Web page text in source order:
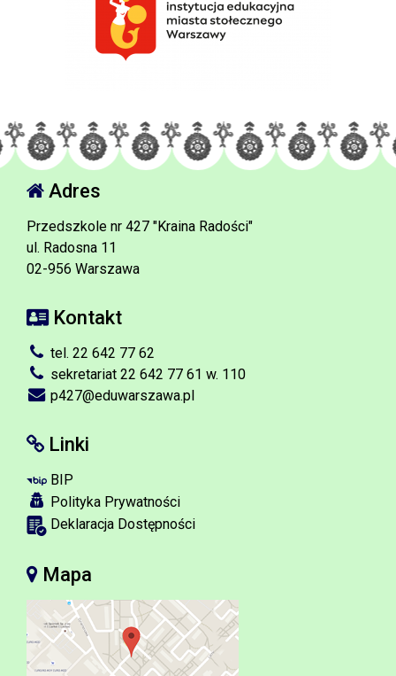
Adres
Przedszkole nr 427 "Kraina Radości"
ul. Radosna 11
02-956 Warszawa
Kontakt
tel. 22 642 77 62
sekretariat 22 642 77 61 w. 110
p427@eduwarszawa.pl
Linki
BIP
Polityka Prywatności
Deklaracja Dostępności
Mapa